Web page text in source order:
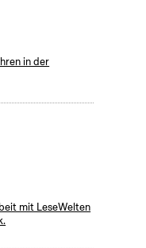
in der
mit LeseWelten